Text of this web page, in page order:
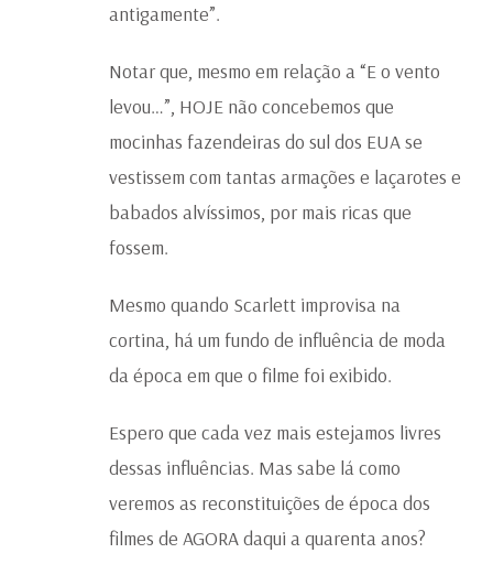
antigamente”.
Notar que, mesmo em relação a “E o vento
levou…”, HOJE não concebemos que
mocinhas fazendeiras do sul dos EUA se
vestissem com tantas armações e laçarotes e
babados alvíssimos, por mais ricas que
fossem.
Mesmo quando Scarlett improvisa na
cortina, há um fundo de influência de moda
da época em que o filme foi exibido.
Espero que cada vez mais estejamos livres
dessas influências. Mas sabe lá como
veremos as reconstituições de época dos
filmes de AGORA daqui a quarenta anos?